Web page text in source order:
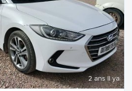
2 ans Il ya